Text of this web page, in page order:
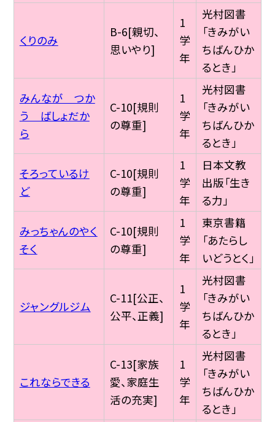
くりのみ
B-6[親切、
思いやり]
1
学
年
光村図書
「きみがい
ちばんひか
るとき」
みんなが つか
う ばしょだか
ら
C-10[規則
の尊重]
1
学
年
光村図書
「きみがい
ちばんひか
るとき」
そろっているけ
ど
C-10[規則
の尊重]
1
学
年
日本文教
出版「生き
る力」
みっちゃんのやく
そく
C-10[規則
の尊重]
1
学
年
東京書籍
「あたらし
いどうとく」
ジャングルジム
C-11[公正、
公平、正義]
1
学
年
光村図書
「きみがい
ちばんひか
るとき」
これならできる
C-13[家族
愛、家庭生
活の充実]
1
学
年
光村図書
「きみがい
ちばんひか
るとき」